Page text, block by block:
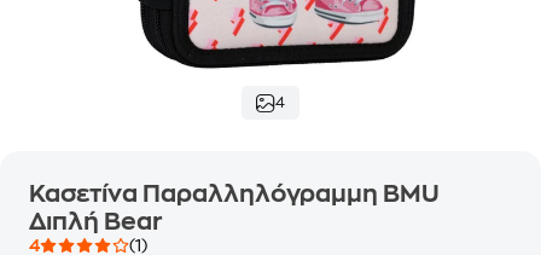
4
Κασετίνα Παραλληλόγραμμη BMU
Διπλή Bear
4
(1)